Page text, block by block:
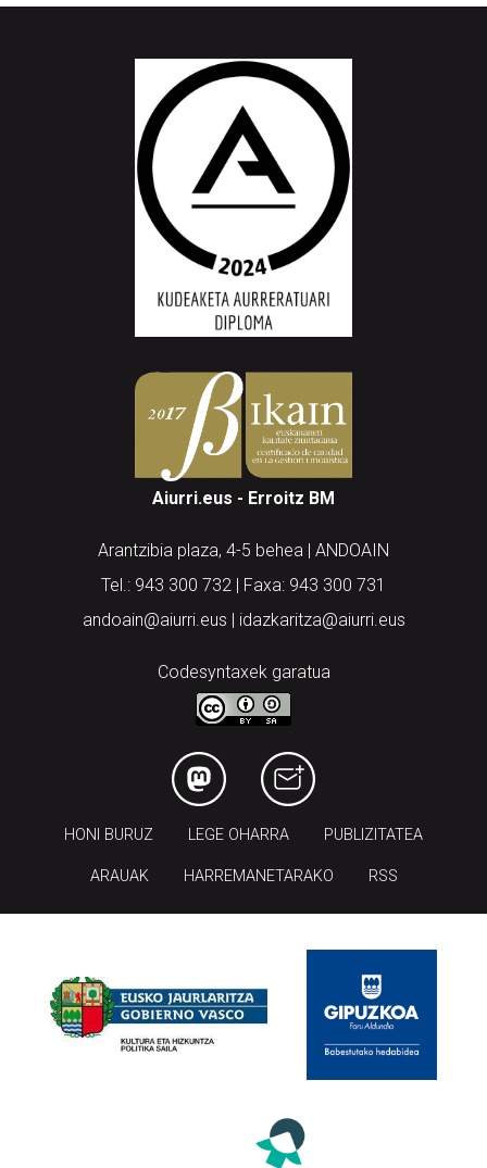
Aiurri.eus - Erroitz BM
Arantzibia plaza, 4-5 behea | ANDOAIN
Tel.: 943 300 732 | Faxa: 943 300 731
andoain@aiurri.eus | idazkaritza@aiurri.eus
Codesyntaxek garatua
HONI BURUZ LEGE OHARRA PUBLIZITATEA
ARAUAK HARREMANETARAKO RSS